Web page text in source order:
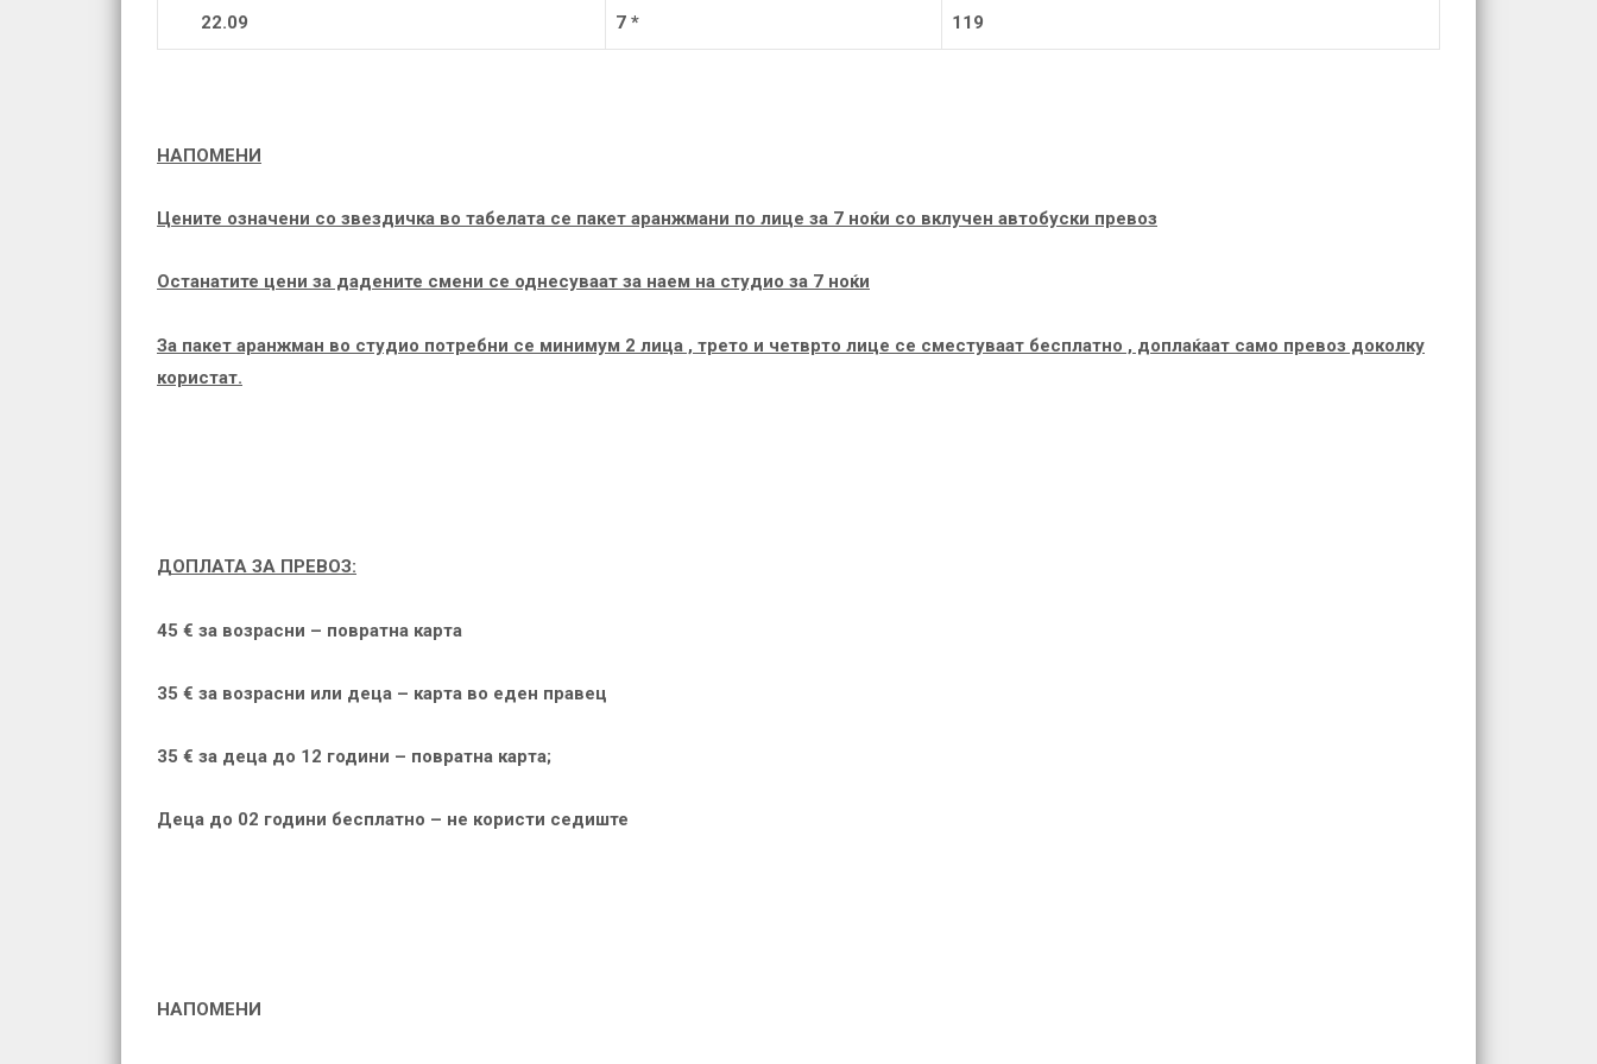
22.09 7 * 119
НАПОМЕНИ
Цените означени со звездичка во табелата се пакет аранжмани по лице за 7 ноќи со вклучен автобуски превоз
Останатите цени за дадените смени се однесуваат за наем на студио за 7 ноќи
Зa пакет аранжман во студио потребни се минимум 2 лица , трето и четврто лице се сместуваат бесплатно , доплаќаат само превоз доколку
користат.
ДОПЛАТА ЗА ПРЕВОЗ:
45 € за возрасни – повратна карта
35 € за возрасни или деца – карта во еден правец
35 € за деца до 12 години – повратна карта;
Деца до 02 години бесплатно – не користи седиште
НАПОМЕНИ